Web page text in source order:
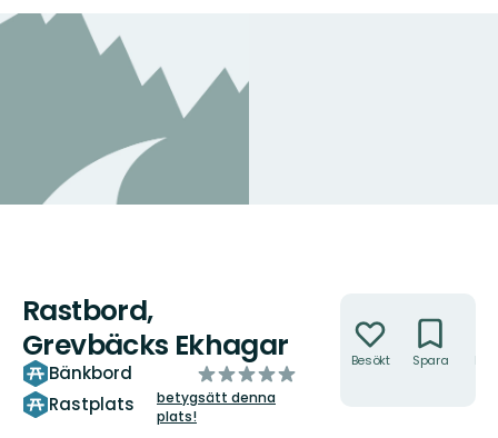
Rastbord,
Grevbäcks Ekhagar
Bänkbord
Rastplats
av
5
stjärnor
betygsätt denna
plats!
Besökt Spara